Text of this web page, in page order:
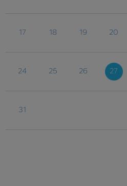
17 18 19 20
24 25 26 27
31